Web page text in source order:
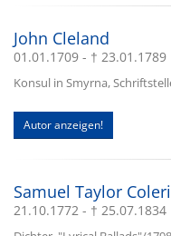
John Cleland
01.01.1709 - † 23.01.1789
Konsul in Smyrna,
Autor anzeigen!
Samuel Taylor
21.10.1772 - † 25.07.1834